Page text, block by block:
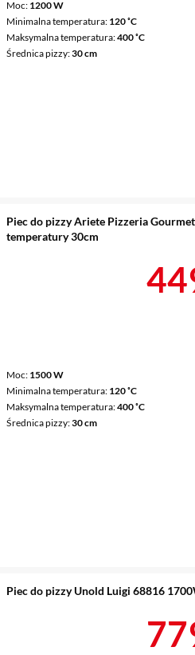
Moc 1200 W
Minimalna temperatura 120 ˚C
Maksymalna temperatura 400 ˚C
Średnica pizzy 30 cm
Piec do pizzy Ariete Pizzeria
temperatury 30cm
Moc 1500 W
Minimalna temperatura 120 ˚C
Maksymalna temperatura 400 ˚C
Średnica pizzy 30 cm
Piec do pizzy Unold Luigi 68816